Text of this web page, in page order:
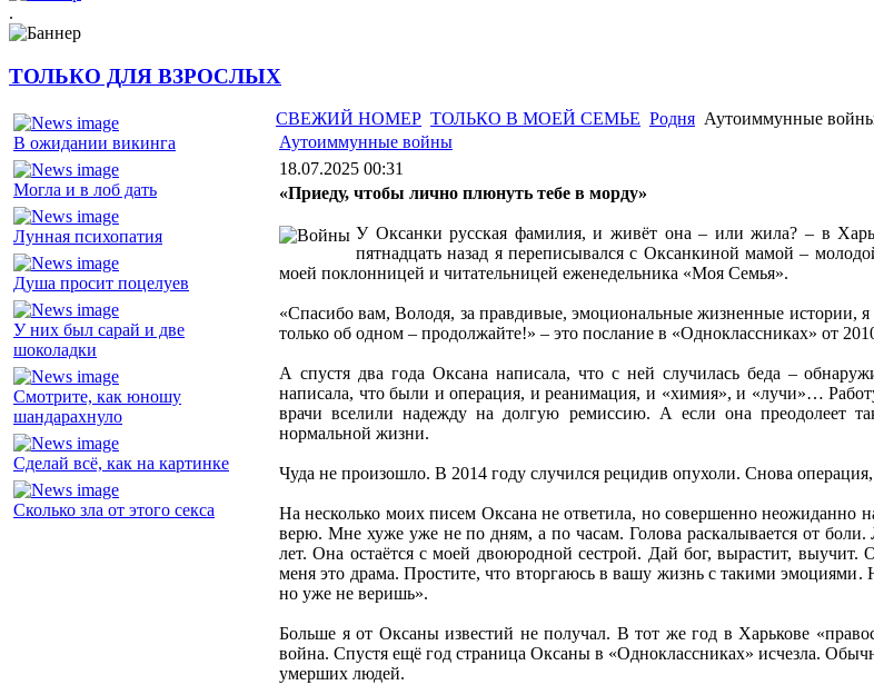
.
ТОЛЬКО ДЛЯ ВЗРОСЛЫХ
В ожидании викинга
Могла и в лоб дать
Лунная психопатия
Душа просит поцелуев
У них был сарай и две
шоколадки
Смотрите, как юношу
шандарахнуло
Сделай всё, как на картинке
Сколько зла от этого секса
СВЕЖИЙ НОМЕР ТОЛЬКО В МОЕЙ СЕМЬЕ Родня Аутоиммунные
Аутоиммунные войны
18.07.2025 00:31
«Приеду, чтобы лично плюнуть тебе в морду»
У Оксанки русская фамилия, и живёт она – или жила? – в
пятнадцать назад я переписывался с Оксанкиной мамой –
моей поклонницей и читательницей еженедельника «Моя Семья».
«Спасибо вам, Володя, за правдивые, эмоциональные жизненные истории,
только об одном – продолжайте!» – это послание в «Одноклассниках» от
А спустя два года Оксана написала, что с ней случилась беда –
написала, что были и операция, и реанимация, и «химия», и «лучи»…
врачи вселили надежду на долгую ремиссию. А если она преодолеет
нормальной жизни.
Чуда не произошло. В 2014 году случился рецидив опухоли. Снова
На несколько моих писем Оксана не ответила, но совершенно неожиданно
верю. Мне хуже уже не по дням, а по часам. Голова раскалывается от боли.
лет. Она остаётся с моей двоюродной сестрой. Дай бог, вырастит,
меня это драма. Простите, что вторгаюсь в вашу жизнь с такими эмоциями.
но уже не веришь».
Больше я от Оксаны известий не получал. В тот же год в Харькове
война. Спустя ещё год страница Оксаны в «Одноклассниках» исчезла.
умерших людей.